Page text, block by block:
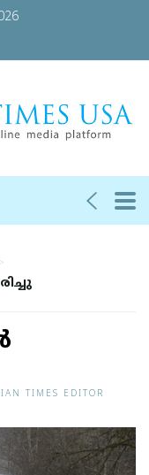
TIMES EDITOR